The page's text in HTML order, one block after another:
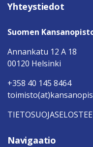
Yhteystiedot
Suomen
Annankatu 12 A 18
00120 Helsinki
+358 40 145 8464
Navigaatio